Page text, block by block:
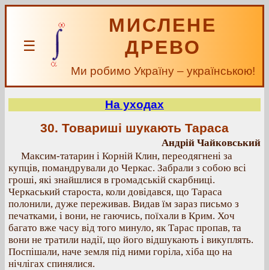
☰
МИСЛЕНЕ
ДРЕВО
Ми робимо Україну – українською!
На уходах
30. Товариші шукають Тараса
Андрій Чайковський
Максим-татарин і Корній Клин, переодягнені за
купців, помандрували до Черкас. Забрали з собою всі
гроші, які знайшлися в громадській скарбниці.
Черкаський староста, коли довідався, що Тараса
полонили, дуже переживав. Видав їм зараз письмо з
печатками, і вони, не гаючись, поїхали в Крим. Хоч
багато вже часу від того минуло, як Тарас пропав, та
вони не тратили надії, що його відшукають і викуплять.
Поспішали, наче земля під ними горіла, хіба що на
нічлігах спинялися.